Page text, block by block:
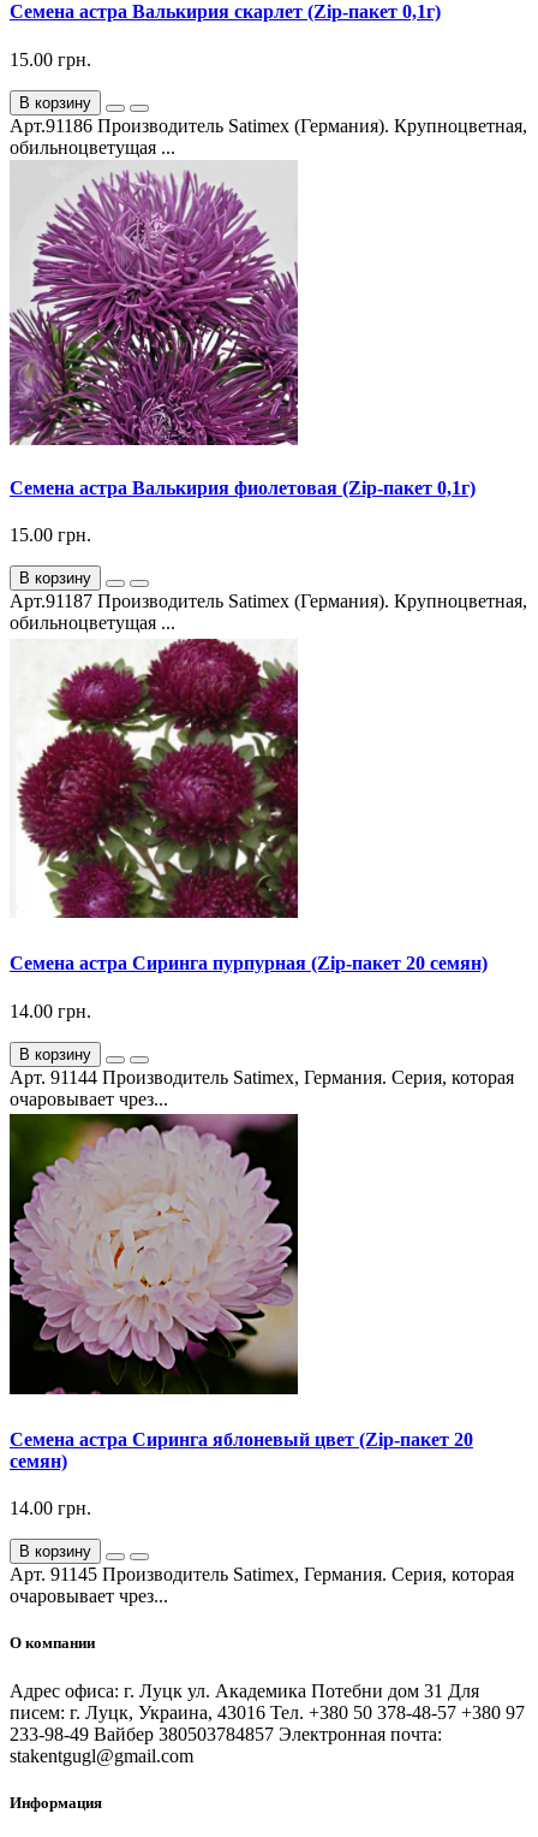
Семена астра Валькирия скарлет (Zip-пакет 0,1г)
15.00 грн.
В корзину
Арт.91186 Производитель Satimex (Германия). Крупноцветная,
обильноцветущая ...
Семена астра Валькирия фиолетовая (Zip-пакет 0,1г)
15.00 грн.
В корзину
Арт.91187 Производитель Satimex (Германия). Крупноцветная,
обильноцветущая ...
Семена астра Сиринга пурпурная (Zip-пакет 20 семян)
14.00 грн.
В корзину
Арт. 91144 Производитель Satimex, Германия. Серия, которая
очаровывает чрез...
Семена астра Сиринга яблоневый цвет (Zip-пакет 20
семян)
14.00 грн.
В корзину
Арт. 91145 Производитель Satimex, Германия. Серия, которая
очаровывает чрез...
О компании
Адрес офиса: г. Луцк ул. Академика Потебни дом 31 Для
писем: г. Луцк, Украина, 43016 Тел. +380 50 378-48-57 +380 97
233-98-49 Вайбер 380503784857 Электронная почта:
stakentgugl@gmail.com
Информация